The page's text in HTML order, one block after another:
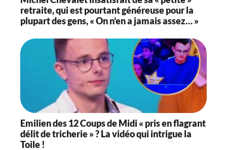
retraite, qui est pourtant généreuse pour la
plupart des gens, « On n’en a jamais assez… »
Emilien des 12 Coups de Midi « pris en flagrant
délit de tricherie » ? La vidéo qui intrigue la
Toile !